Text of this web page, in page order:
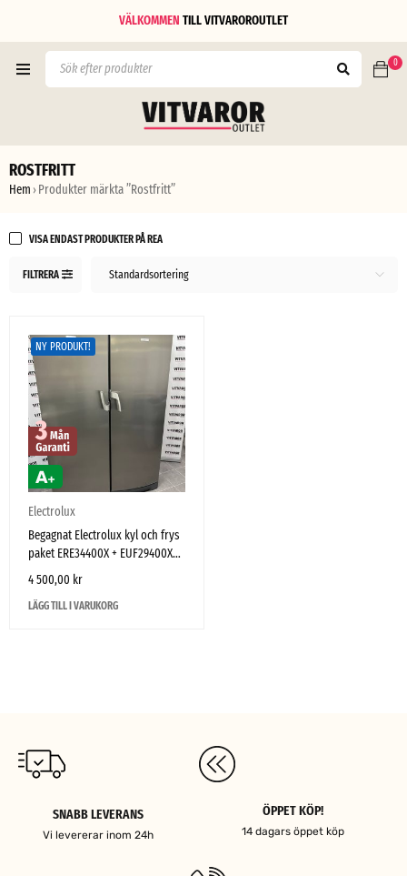
VÄLKOMMEN TILLVITVAROROUTLET
0
ROSTFRITT
Hem › Produkter märkta ”Rostfritt”
FILTRERA Standardsortering
VISA ENDAST PRODUKTER PÅ REA
NY PRODUKT!
Electrolux
Begagnat Electrolux kyl och frys
paket ERE34400X + EUF29400X
180 cm Rostfritt
4 500,00 kr
LÄGG TILL I VARUKORG
SNABB LEVERANS
Vi levererar inom 24h
ÖPPET KÖP!
14 dagars öppet köp